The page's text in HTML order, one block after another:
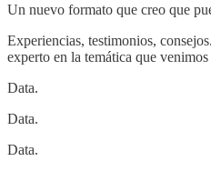
Un nuevo formato que creo que
Experiencias, testimonios,
experto en la temática que
Data.
Data.
Data.